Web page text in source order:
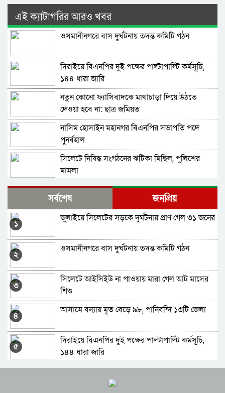
এই ক্যাটাগরির আরও খবর
ওসমানীনগরে বাস দুর্ঘটনায় তদন্ত কমিটি গঠন
দিরাইয়ে বিএনপির দুই পক্ষের পাল্টাপাল্টি কর্মসূচি,
১৪৪ ধারা জারি
নতুন কোনো ফ্যাসিবাদকে মাথাচাড়া দিয়ে উঠতে
দেওয়া হবে না: ছাত্র জমিয়ত
নাসিম হোসাইন মহানগর বিএনপির সভাপতি পদে
পুনর্বহাল
সিলেটে নিষিদ্ধ সংগঠনের ঝটিকা মিছিল, পুলিশের
মামলা
সন্ধ্যায় বিএনপির বৈঠক, রাষ্ট্রপতি নির্বাচন নিয়ে
আলোচনা
শেখ হাসিনা ভুলের কাফফারা দিয়েছেন, তারেক
৬ মাসে প্রাণ গেল বিএনপির ৩৮ নেতাকর্মীর
তারেক রহমান রাজনৈতিক সংস্কৃতিকে অপসংস্কৃতির
দিকে ঠেলে দিচ্ছেন: সিলেটে পাটওয়ারী
পাটওয়ারী আবারও আবোল তাবোল বকা শুরু করেছে
শেখ হাসিনা ভারতে বসে রাজনীতি করতে পারবেন না
সর্বশেষ জনপ্রিয়
১
জুলাইয়ে সিলেটের সড়কে দুর্ঘটনায় প্রাণ গেল ৩১ জনের
২
ওসমানীনগরে বাস দুর্ঘটনায় তদন্ত কমিটি গঠন
৩
সিলেটে আইসিইউ না পাওয়ায় মারা গেল আট মাসের
শিশু
৪
আসামে বন্যায় মৃত বেড়ে ৯৮, পানিবন্দি ১৩টি জেলা
৫
দিরাইয়ে বিএনপির দুই পক্ষের পাল্টাপাল্টি কর্মসূচি,
১৪৪ ধারা জারি
শিক্ষা-স্বাস্থ্য ও জ্বালানি খাতকে স্বনির্ভর করার
পরিকল্পনা নেওয়া হয়েছে